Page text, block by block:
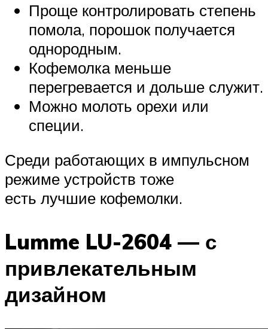
Проще контролировать степень
помола, порошок получается
однородным.
Кофемолка меньше
перегревается и дольше служит.
Можно молоть орехи или
специи.
Среди работающих в импульсном
режиме устройств тоже
есть лучшие кофемолки.
Lumme LU-2604 — с
привлекательным
дизайном